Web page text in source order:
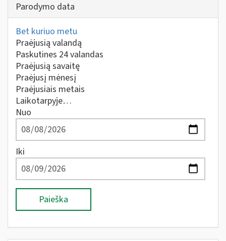
Parodymo data
Bet kuriuo metu
Praėjusią valandą
Paskutines 24 valandas
Praėjusią savaitę
Praėjusį mėnesį
Praėjusiais metais
Laikotarpyje…
Nuo
Iki
Paieška